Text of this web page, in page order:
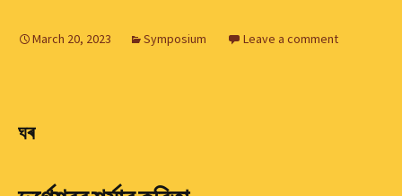
March 20, 2023 Symposium Leave a comment
ঘৰ